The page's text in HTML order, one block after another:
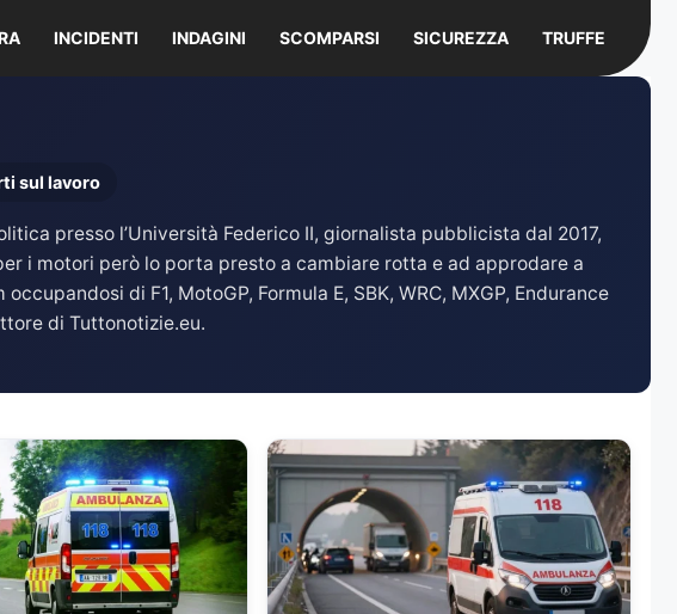
INCIDENTI INDAGINI SCOMPARSI SICUREZZA TRUFFE
sul lavoro
presso l’Università Federico II, giornalista pubblicista dal 2017,
i motori però lo porta presto a cambiare rotta e ad approdare a
di F1, MotoGP, Formula E, SBK, WRC, MXGP, Endurance
di Tuttonotizie.eu.